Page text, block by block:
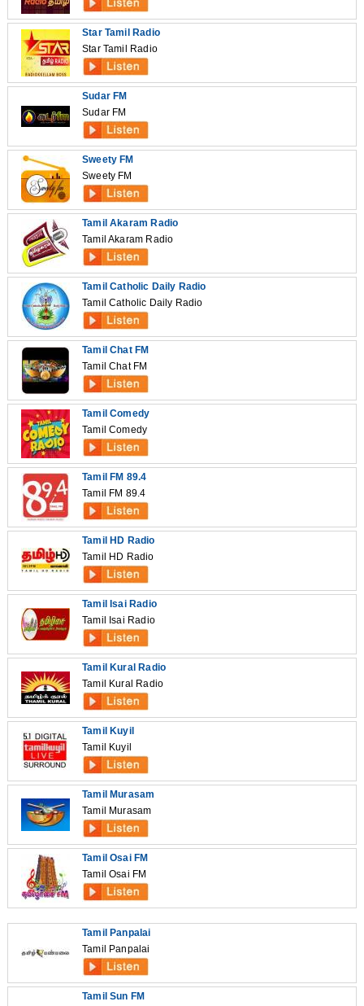
Star Tamil Radio
Star Tamil Radio
Sudar FM
Sudar FM
Sweety FM
Sweety FM
Tamil Akaram Radio
Tamil Akaram Radio
Tamil Catholic Daily Radio
Tamil Catholic Daily Radio
Tamil Chat FM
Tamil Chat FM
Tamil Comedy
Tamil Comedy
Tamil FM 89.4
Tamil FM 89.4
Tamil HD Radio
Tamil HD Radio
Tamil Isai Radio
Tamil Isai Radio
Tamil Kural Radio
Tamil Kural Radio
Tamil Kuyil
Tamil Kuyil
Tamil Murasam
Tamil Murasam
Tamil Osai FM
Tamil Osai FM
Tamil Panpalai
Tamil Panpalai
Tamil Sun FM